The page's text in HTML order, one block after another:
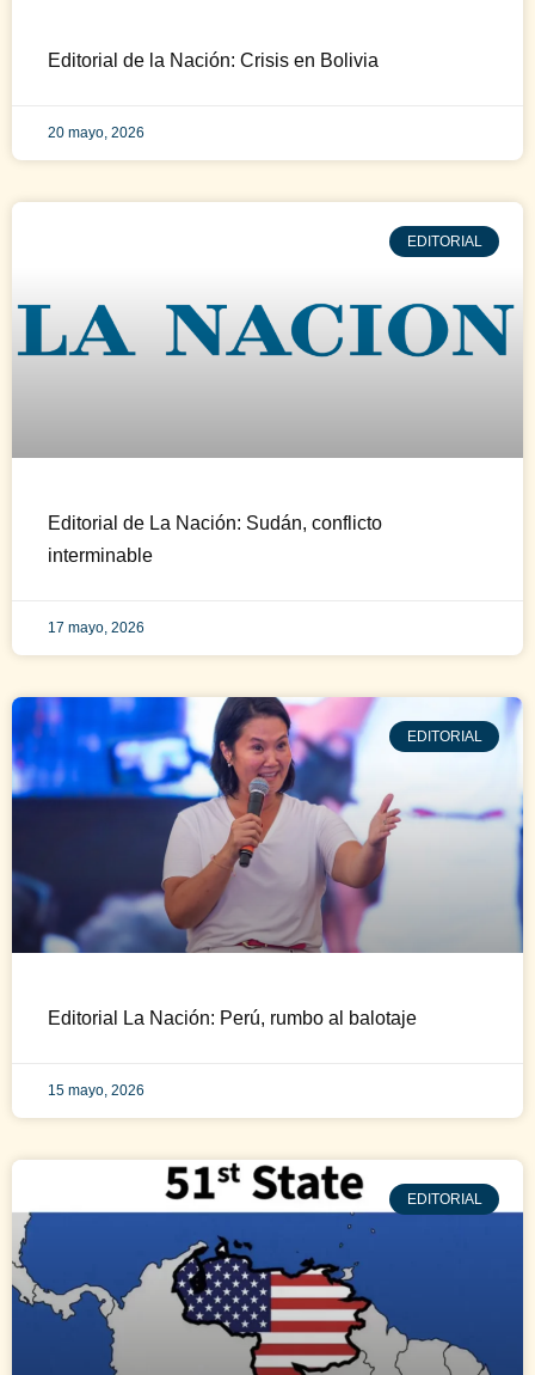
Editorial de la Nación: Crisis en Bolivia
20 mayo, 2026
EDITORIAL
Editorial de La Nación: Sudán, conflicto
interminable
17 mayo, 2026
EDITORIAL
Editorial La Nación: Perú, rumbo al balotaje
15 mayo, 2026
EDITORIAL